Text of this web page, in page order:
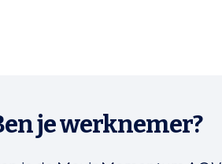
je werknemer?